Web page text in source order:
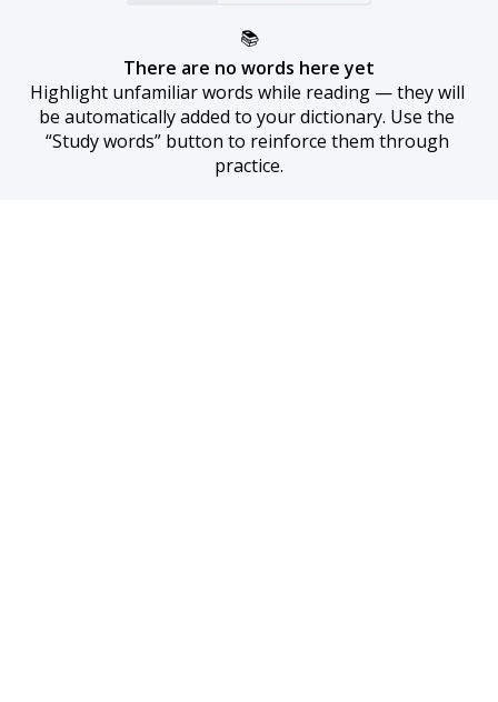
📚
There are no words here yet
Highlight unfamiliar words while reading — they will
be automatically added to your dictionary. Use the
“Study words” button to reinforce them through
practice.